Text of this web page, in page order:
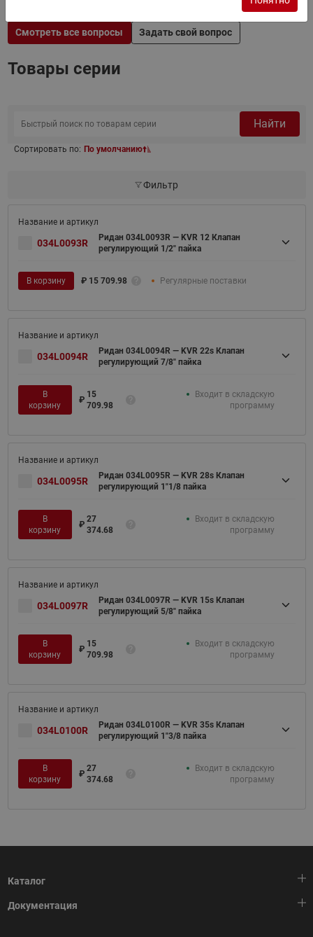
Смотреть все вопросы Задать свой вопрос
Товары серии
Найти
Сортировать по: По умолчанию
Фильтр
034L0093R
Ридан 034L0093R — KVR 12 Клапан
регулирующий 1/2" пайка
В корзину ₽ 15 709.98 Регулярные поставки
034L0094R
Ридан 034L0094R — KVR 22s Клапан
регулирующий 7/8" пайка
В
корзину
₽
15
709.98
Входит в складскую
программу
034L0095R
Ридан 034L0095R — KVR 28s Клапан
регулирующий 1"1/8 пайка
В
корзину
₽
27
374.68
Входит в складскую
программу
034L0097R
Ридан 034L0097R — KVR 15s Клапан
регулирующий 5/8" пайка
В
корзину
₽
15
709.98
Входит в складскую
программу
034L0100R
Ридан 034L0100R — KVR 35s Клапан
регулирующий 1"3/8 пайка
В
корзину
₽
27
374.68
Входит в складскую
программу
Каталог
Тепловая автоматика
Документация